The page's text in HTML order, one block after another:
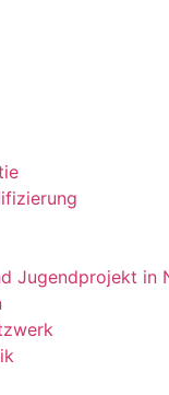
Jugendprojekt in